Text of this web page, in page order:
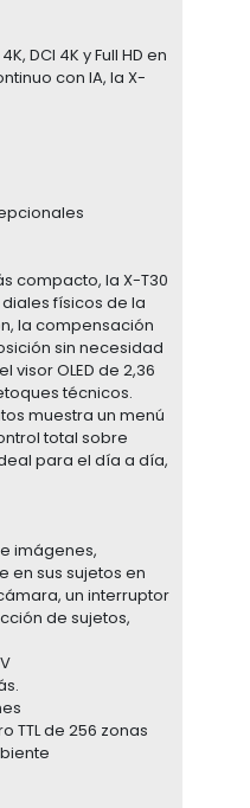
DCI 4K y Full HD en
con IA, la X-
compacto, la X-T30
físicos de la
la compensación
sin necesidad
OLED de 2,36
técnicos.
muestra un menú
total sobre
para el día a día,
imágenes,
en sus sujetos en
un interruptor
de sujetos,
de 256 zonas